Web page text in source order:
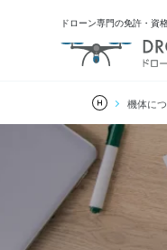
ドローン専門の免許・資
機体に